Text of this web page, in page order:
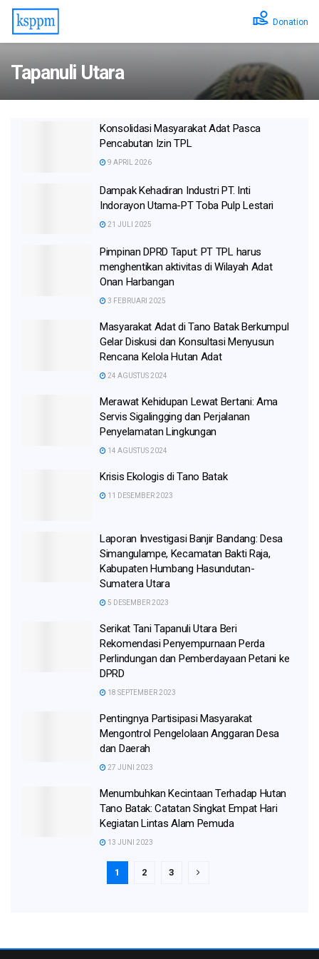
Donation
Tapanuli Utara
Konsolidasi Masyarakat Adat Pasca
Pencabutan Izin TPL
9 APRIL 2026
Dampak Kehadiran Industri PT. Inti
Indorayon Utama-PT Toba Pulp Lestari
21 JULI 2025
Pimpinan DPRD Taput: PT TPL harus
menghentikan aktivitas di Wilayah Adat
Onan Harbangan
3 FEBRUARI 2025
Masyarakat Adat di Tano Batak Berkumpul
Gelar Diskusi dan Konsultasi Menyusun
Rencana Kelola Hutan Adat
24 AGUSTUS 2024
Merawat Kehidupan Lewat Bertani: Ama
Servis Sigalingging dan Perjalanan
Penyelamatan Lingkungan
14 AGUSTUS 2024
Krisis Ekologis di Tano Batak
11 DESEMBER 2023
Laporan Investigasi Banjir Bandang: Desa
Simangulampe, Kecamatan Bakti Raja,
Kabupaten Humbang Hasundutan-
Sumatera Utara
5 DESEMBER 2023
Serikat Tani Tapanuli Utara Beri
Rekomendasi Penyempurnaan Perda
Perlindungan dan Pemberdayaan Petani ke
DPRD
18 SEPTEMBER 2023
Pentingnya Partisipasi Masyarakat
Mengontrol Pengelolaan Anggaran Desa
dan Daerah
27 JUNI 2023
Menumbuhkan Kecintaan Terhadap Hutan
Tano Batak: Catatan Singkat Empat Hari
Kegiatan Lintas Alam Pemuda
13 JUNI 2023
1 2 3